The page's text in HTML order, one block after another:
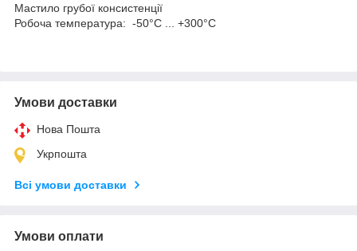
Мастило грубої консистенції
Робоча температура: -50°C ... +300°C
Умови доставки
Нова Пошта
Укрпошта
Всі умови доставки
Умови оплати